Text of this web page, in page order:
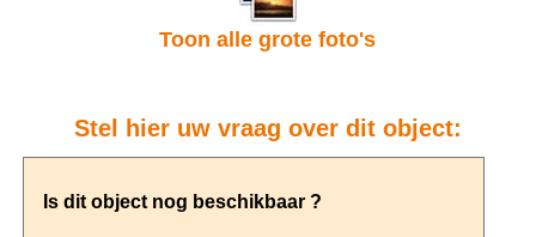
Toon alle grote foto's
Stel hier uw vraag over dit object: